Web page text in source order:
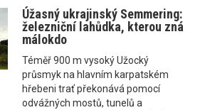
Úžasný ukrajinský Semmering:
železniční lahůdka, kterou zná
málokdo
Téměř 900 m vysoký Užocký
průsmyk na hlavním karpatském
hřebeni trať překonává pomocí
odvážných mostů, tunelů a